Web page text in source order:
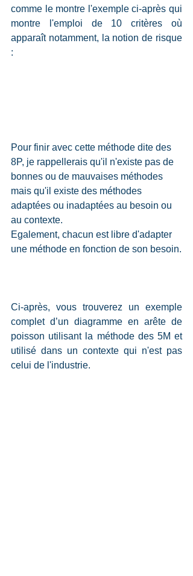
comme le montre l'exemple ci-après qui
montre l'emploi de 10 critères où
apparaît notamment, la notion de risque
:
Pour finir avec cette méthode dite des
8P, je rappellerais qu'il n'existe pas de
bonnes ou de mauvaises méthodes
mais qu'il existe des méthodes
adaptées ou inadaptées au besoin ou
au contexte.
Egalement, chacun est libre d'adapter
une méthode en fonction de son besoin.
Ci-après, vous trouverez un exemple
complet d’un diagramme en arête de
poisson utilisant la méthode des 5M et
utilisé dans un contexte qui n'est pas
celui de l'industrie.